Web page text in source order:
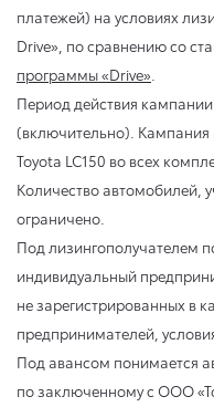
платежей) на условиях
Drive», по сравнению со
программы «Drive»
Период действия кампании
(включительно). Кампания
Toyota LC150 во всех
Количество автомобилей,
ограничено.
Под лизингополучателем
индивидуальный
не зарегистрированных в
предпринимателей,
Под авансом понимается
по заключенному с ООО